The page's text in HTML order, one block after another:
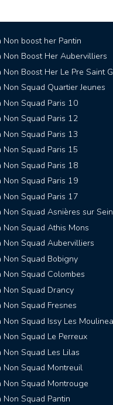
Non boost her Pantin
Non Boost Her Aubervilliers
Non Boost Her Le Pre Saint
Non Squad Quartier Jeunes
Non Squad Paris 10
Non Squad Paris 12
Non Squad Paris 13
Non Squad Paris 15
Non Squad Paris 18
Non Squad Paris 19
Non Squad Paris 17
Non Squad Asnières sur
Non Squad Athis Mons
Non Squad Aubervilliers
Non Squad Bobigny
Non Squad Colombes
Non Squad Drancy
Non Squad Fresnes
Non Squad Issy Les
Non Squad Le Perreux
Non Squad Les Lilas
Non Squad Montreuil
Non Squad Montrouge
Non Squad Pantin